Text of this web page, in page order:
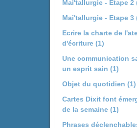
Mai'tallurgie - Etape 2
Mai'tallurgie - Etape 3
Ecrire la charte de
d'écriture (1)
Une communication
un esprit sain (1)
Objet du quotidien (1)
Cartes Dixit font
de la semaine (1)
Phrases